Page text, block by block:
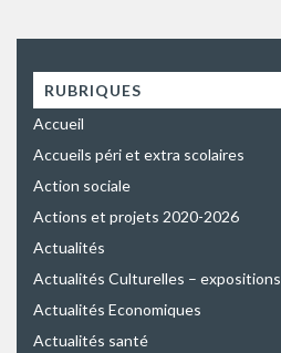
RUBRIQUES
Accueil
Accueils péri et extra scolaires
Action sociale
Actions et projets 2020-2026
Actualités
Actualités Culturelles – expositions
Actualités Economiques
Actualités santé